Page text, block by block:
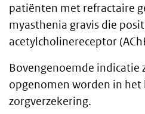
patiënten met refractaire
myasthenia gravis die
acetylcholinereceptor
Bovengenoemde indicatie
opgenomen worden in het
zorgverzekering.